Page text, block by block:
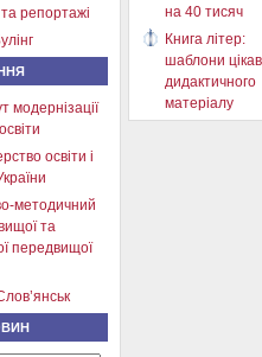
репортажі
модернізації
освіти і
методичний
та
передвищої
на 40 тисяч
Книга літер:
шаблони
дидактичного
матеріалу